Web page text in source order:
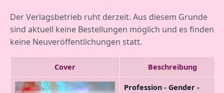
Der Verlagsbetrieb ruht derzeit. Aus diesem Grunde
sind aktuell keine Bestellungen möglich und es finden
keine Neuveröffentlichungen statt.
Cover Beschreibung
Profession - Gender -